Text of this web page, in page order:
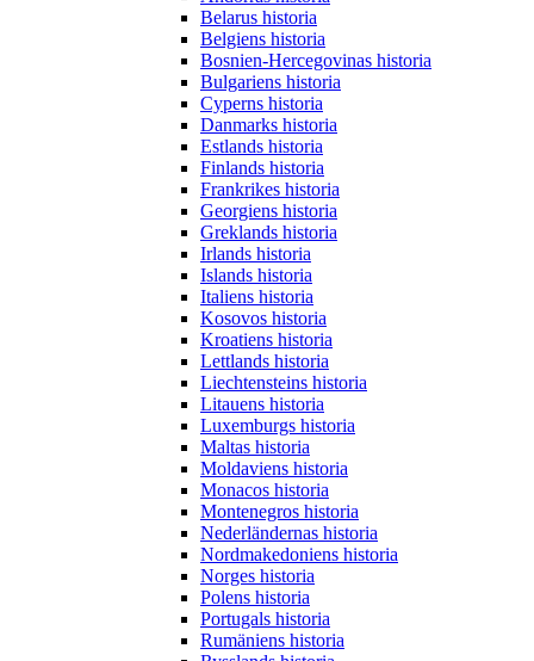
Belarus historia
Belgiens historia
Bosnien-Hercegovinas historia
Bulgariens historia
Cyperns historia
Danmarks historia
Estlands historia
Finlands historia
Frankrikes historia
Georgiens historia
Greklands historia
Irlands historia
Islands historia
Italiens historia
Kosovos historia
Kroatiens historia
Lettlands historia
Liechtensteins historia
Litauens historia
Luxemburgs historia
Maltas historia
Moldaviens historia
Monacos historia
Montenegros historia
Nederländernas historia
Nordmakedoniens historia
Norges historia
Polens historia
Portugals historia
Rumäniens historia